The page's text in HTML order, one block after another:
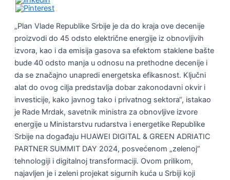
„Plan Vlade Republike Srbije je da do kraja ove decenije
proizvodi do 45 odsto električne energije iz obnovljivih
izvora, kao i da emisija gasova sa efektom staklene bašte
bude 40 odsto manja u odnosu na prethodne decenije i
da se značajno unapredi energetska efikasnost. Ključni
alat do ovog cilja predstavlja dobar zakonodavni okvir i
investicije, kako javnog tako i privatnog sektora“, istakao
je Rade Mrdak, savetnik ministra za obnovljive izvore
energije u Ministarstvu rudarstva i energetike Republike
Srbije na događaju HUAWEI DIGITAL & GREEN ADRIATIC
PARTNER SUMMIT DAY 2024, posvećenom „zelenoj“
tehnologiji i digitalnoj transformaciji. Ovom prilikom,
najavljen je i zeleni projekat sigurnih kuća u Srbiji koji